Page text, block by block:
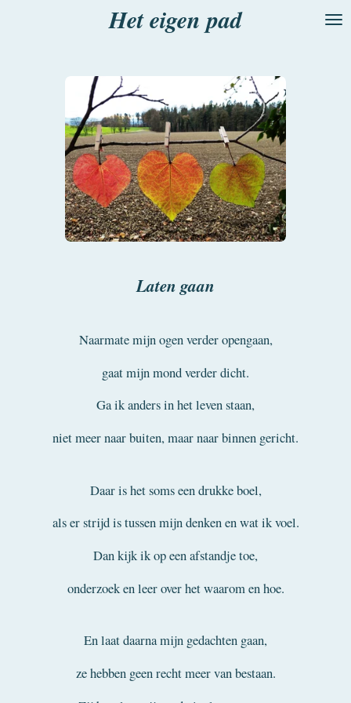
Het eigen pad
Laten gaan
Naarmate mijn ogen verder opengaan,
gaat mijn mond verder dicht.
Ga ik anders in het leven staan,
niet meer naar buiten, maar naar binnen gericht.
Daar is het soms een drukke boel,
als er strijd is tussen mijn denken en wat ik voel.
Dan kijk ik op een afstandje toe,
onderzoek en leer over het waarom en hoe.
En laat daarna mijn gedachten gaan,
ze hebben geen recht meer van bestaan.